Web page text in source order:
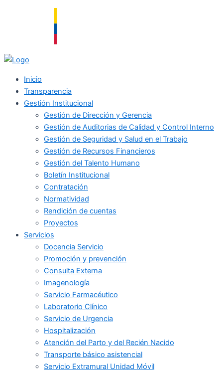
Inicio
Transparencia
Gestión Institucional
Gestión de Dirección y Gerencia
Gestión de Auditorias de Calidad y Control Interno
Gestión de Seguridad y Salud en el Trabajo
Gestión de Recursos Financieros
Gestión del Talento Humano
Boletín Institucional
Contratación
Normatividad
Rendición de cuentas
Proyectos
Servicios
Docencia Servicio
Promoción y prevención
Consulta Externa
Imagenología
Servicio Farmacéutico
Laboratorio Clínico
Servicio de Urgencia
Hospitalización
Atención del Parto y del Recién Nacido
Transporte básico asistencial
Servicio Extramural Unidad Móvil